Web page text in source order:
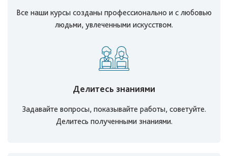
Все наши курсы созданы профессионально и с любовью
людьми, увлеченными искусством.
Делитесь знаниями
Задавайте вопросы, показывайте работы, советуйте.
Делитесь полученными знаниями.